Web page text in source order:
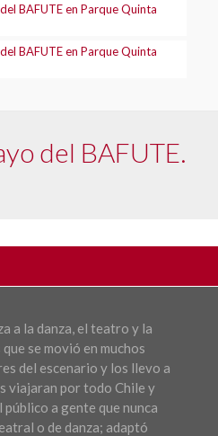
BAFUTE en Parque Quinta
BAFUTE en Parque Quinta
del BAFUTE.
a la danza, el teatro y la
se movió en muchos
del escenario y los llevo a
viajaran por todo Chile y
a gente que nunca
o de danza; adaptó